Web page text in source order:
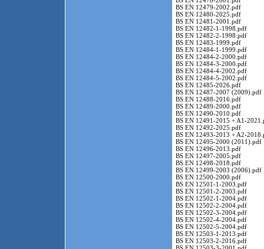
BS EN 12479-2002.pdf
BS EN 12480-2025.pdf
BS EN 12481-2001.pdf
BS EN 12482-1-1998.pdf
BS EN 12482-2-1998.pdf
BS EN 12483-1999.pdf
BS EN 12484-1-1999.pdf
BS EN 12484-2-2000.pdf
BS EN 12484-3-2000.pdf
BS EN 12484-4-2002.pdf
BS EN 12484-5-2002.pdf
BS EN 12485-2026.pdf
BS EN 12487-2007 (2009).pdf
BS EN 12488-2016.pdf
BS EN 12489-2000.pdf
BS EN 12490-2010.pdf
BS EN 12491-2015 + A1-
BS EN 12492-2025.pdf
BS EN 12493-2013 + A2-
BS EN 12495-2000 (2011).pdf
BS EN 12496-2013.pdf
BS EN 12497-2005.pdf
BS EN 12498-2018.pdf
BS EN 12499-2003 (2006).pdf
BS EN 12500-2000.pdf
BS EN 12501-1-2003.pdf
BS EN 12501-2-2003.pdf
BS EN 12502-1-2004.pdf
BS EN 12502-2-2004.pdf
BS EN 12502-3-2004.pdf
BS EN 12502-4-2004.pdf
BS EN 12502-5-2004.pdf
BS EN 12503-1-2013.pdf
BS EN 12503-2-2016.pdf